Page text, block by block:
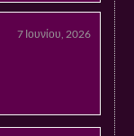
7 Ιουνίου, 2026